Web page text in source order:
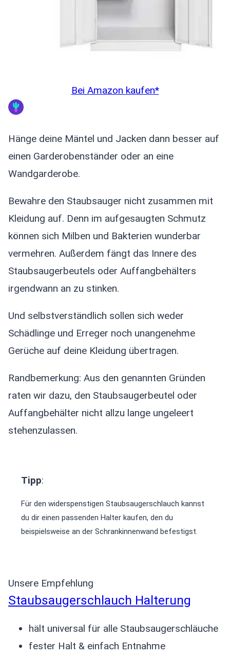
Bei Amazon kaufen*
Hänge deine Mäntel und Jacken dann besser auf
einen Garderobenständer oder an eine
Wandgarderobe.
Bewahre den Staubsauger nicht zusammen mit
Kleidung auf. Denn im aufgesaugten Schmutz
können sich Milben und Bakterien wunderbar
vermehren. Außerdem fängt das Innere des
Staubsaugerbeutels oder Auffangbehälters
irgendwann an zu stinken.
Und selbstverständlich sollen sich weder
Schädlinge und Erreger noch unangenehme
Gerüche auf deine Kleidung übertragen.
Randbemerkung: Aus den genannten Gründen
raten wir dazu, den Staubsaugerbeutel oder
Auffangbehälter nicht allzu lange ungeleert
stehenzulassen.
Tipp:
Für den widerspenstigen Staubsaugerschlauch kannst
du dir einen passenden Halter kaufen, den du
beispielsweise an der Schrankinnenwand befestigst.
Unsere Empfehlung
Staubsaugerschlauch Halterung
hält universal für alle Staubsaugerschläuche
fester Halt & einfach Entnahme